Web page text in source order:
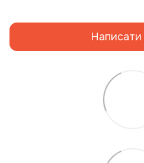
Написати